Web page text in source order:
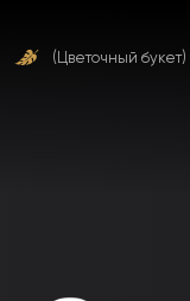
(Цветочный